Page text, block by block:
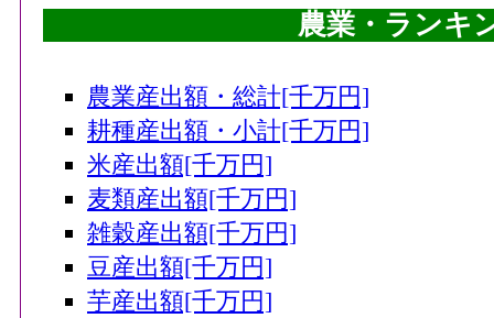
農業・ランキ
農業産出額・総計[千万円]
耕種産出額・小計[千万円]
米産出額[千万円]
麦類産出額[千万円]
雑穀産出額[千万円]
豆産出額[千万円]
芋産出額[千万円]